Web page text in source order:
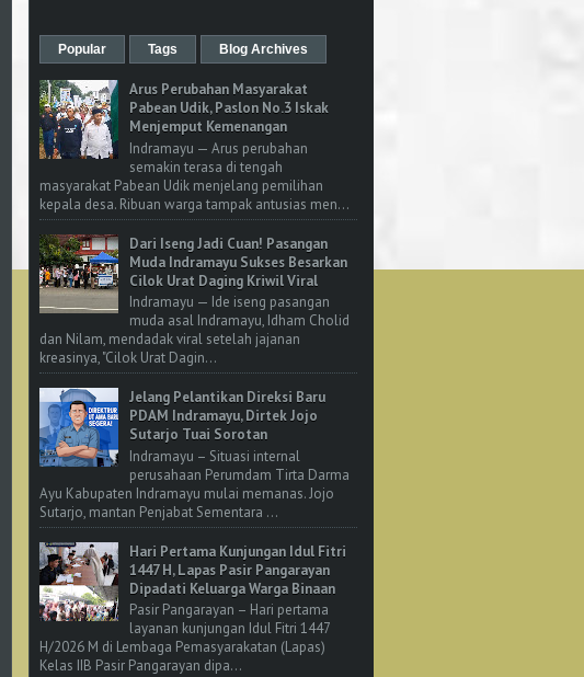
Popular Tags Blog Archives
Arus Perubahan Masyarakat
Pabean Udik, Paslon No.3 Iskak
Menjemput Kemenangan
Indramayu — Arus perubahan
semakin terasa di tengah
masyarakat Pabean Udik menjelang pemilihan
kepala desa. Ribuan warga tampak antusias men...
Dari Iseng Jadi Cuan! Pasangan
Muda Indramayu Sukses Besarkan
Cilok Urat Daging Kriwil Viral
Indramayu — Ide iseng pasangan
muda asal Indramayu, Idham Cholid
dan Nilam, mendadak viral setelah jajanan
kreasinya, "Cilok Urat Dagin...
Jelang Pelantikan Direksi Baru
PDAM Indramayu, Dirtek Jojo
Sutarjo Tuai Sorotan
Indramayu – Situasi internal
perusahaan Perumdam Tirta Darma
Ayu Kabupaten Indramayu mulai memanas. Jojo
Sutarjo, mantan Penjabat Sementara ...
Hari Pertama Kunjungan Idul Fitri
1447 H, Lapas Pasir Pangarayan
Dipadati Keluarga Warga Binaan
Pasir Pangarayan – Hari pertama
layanan kunjungan Idul Fitri 1447
H/2026 M di Lembaga Pemasyarakatan (Lapas)
Kelas IIB Pasir Pangarayan dipa...